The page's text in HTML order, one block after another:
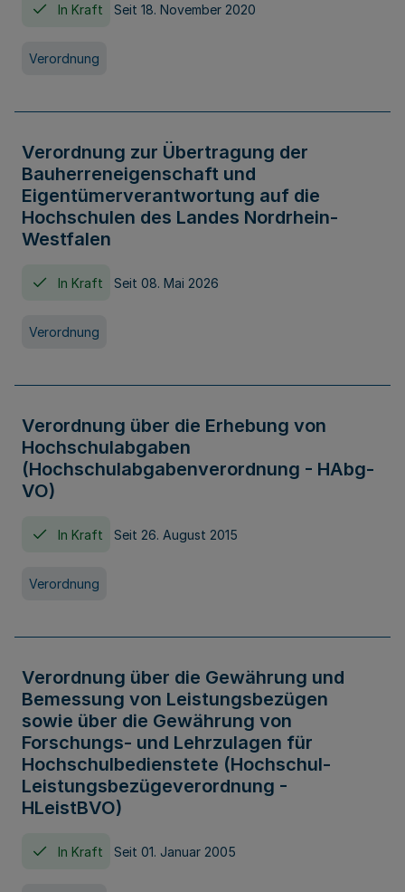
In Kraft Seit 18. November 2020
Verordnung
Verordnung zur Übertragung der
Bauherreneigenschaft und
Eigentümerverantwortung auf die
Hochschulen des Landes Nordrhein-
Westfalen
In Kraft Seit 08. Mai 2026
Verordnung
Verordnung über die Erhebung von
Hochschulabgaben
(Hochschulabgabenverordnung - HAbg-
VO)
In Kraft Seit 26. August 2015
Verordnung
Verordnung über die Gewährung und
Bemessung von Leistungsbezügen
sowie über die Gewährung von
Forschungs- und Lehrzulagen für
Hochschulbedienstete (Hochschul-
Leistungsbezügeverordnung -
HLeistBVO)
In Kraft Seit 01. Januar 2005